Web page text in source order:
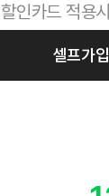
할인카드 적용시
셀프가입